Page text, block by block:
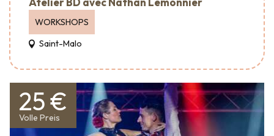
WORKSHOPS
Saint-Malo
25 €
Volle Preis